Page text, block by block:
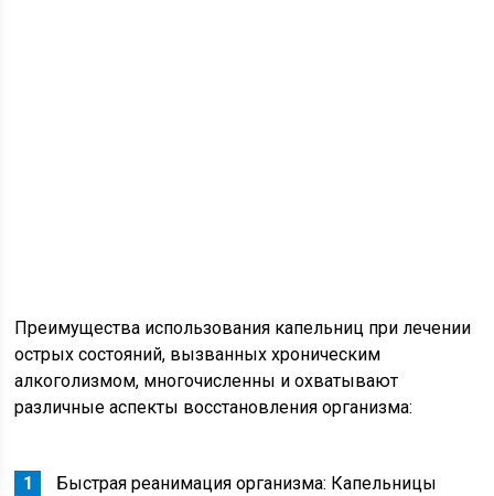
Преимущества использования капельниц при лечении
острых состояний, вызванных хроническим
алкоголизмом, многочисленны и охватывают
различные аспекты восстановления организма:
Быстрая реанимация организма: Капельницы